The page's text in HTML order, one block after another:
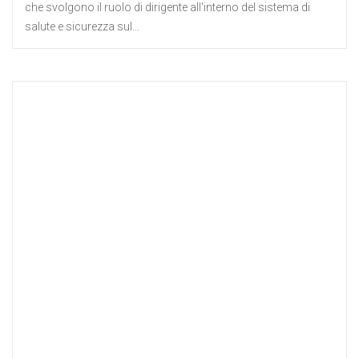
che svolgono il ruolo di dirigente all'interno del sistema di
salute e sicurezza sul...